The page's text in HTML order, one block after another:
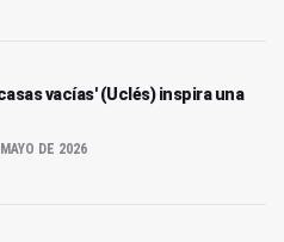
vacías' (Uclés) inspira una
DE 2026